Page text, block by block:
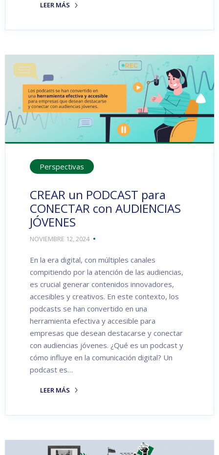
LEER MÁS
Perspectivas
CREAR un PODCAST para
CONECTAR con AUDIENCIAS
JÓVENES
NOVIEMBRE 12, 2024
En la era digital, con múltiples canales
compitiendo por la atención de las audiencias,
es crucial generar contenidos innovadores,
accesibles y creativos. En este contexto, los
podcasts se han convertido en una
herramienta efectiva y accesible para
empresas que desean destacarse y conectar
con audiencias jóvenes. ¿Qué es un podcast y
cómo influye en la comunicación digital? Un
podcast es…
LEER MÁS